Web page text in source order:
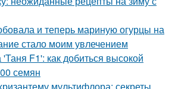
и теперь мариную огурцы на
стало моим увлечением
F1': как добиться высокой
семян